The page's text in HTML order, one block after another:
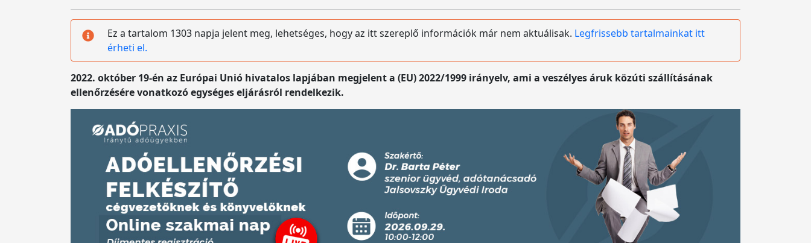
Ez a tartalom 1303 napja jelent meg, lehetséges, hogy az itt szereplő információk már nem aktuálisak. Legfrissebb tartalmainkat itt
érheti el.
2022. október 19-én az Európai Unió hivatalos lapjában megjelent a (EU) 2022/1999 irányelv, ami a veszélyes áruk közúti szállításának
ellenőrzésére vonatkozó egységes eljárásról rendelkezik.